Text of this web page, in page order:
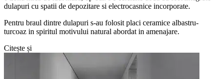
dulapuri cu spatii de depozitare si electrocasnice incorporate.
Pentru braul dintre dulapuri s-au folosit placi ceramice albastru-
turcoaz in spiritul motivului natural abordat in amenajare.
Citește și